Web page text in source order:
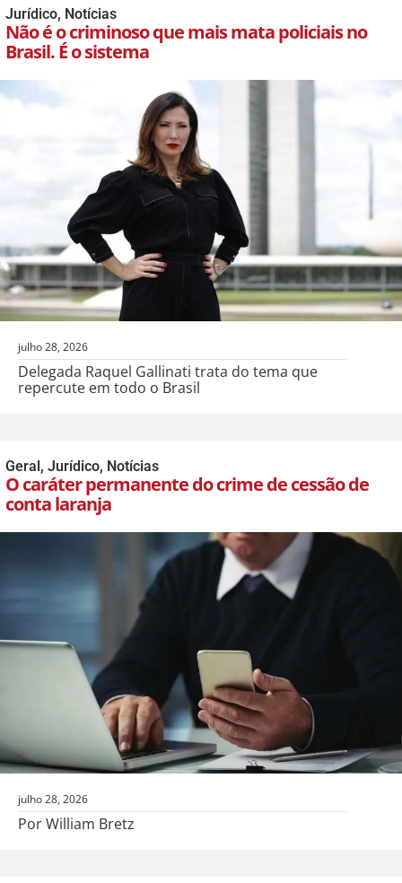
Jurídico, Notícias
Não é o criminoso que mais mata policiais no
Brasil. É o sistema
julho 28, 2026
Delegada Raquel Gallinati trata do tema que
repercute em todo o Brasil
Geral, Jurídico, Notícias
O caráter permanente do crime de cessão de
conta laranja
julho 28, 2026
Por William Bretz